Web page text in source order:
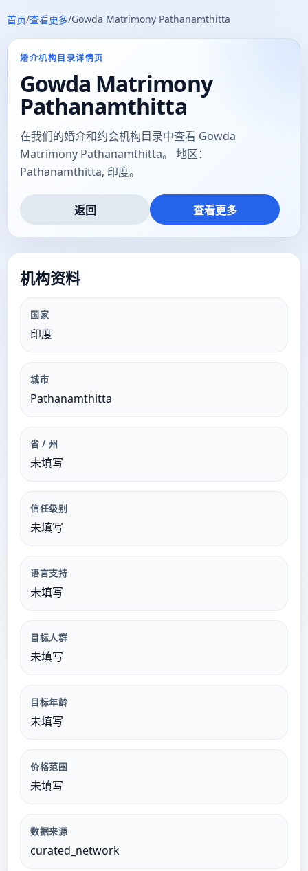
首页/查看更多/Gowda Matrimony Pathanamthitta
婚介机构目录详情页
Gowda Matrimony
Pathanamthitta
在我们的婚介和约会机构目录中查看 Gowda
Matrimony Pathanamthitta。 地区：
Pathanamthitta, 印度。
返回 查看更多
机构资料
国家
印度
城市
Pathanamthitta
省 / 州
未填写
信任级别
未填写
语言支持
未填写
目标人群
未填写
目标年龄
未填写
价格范围
未填写
数据来源
curated_network